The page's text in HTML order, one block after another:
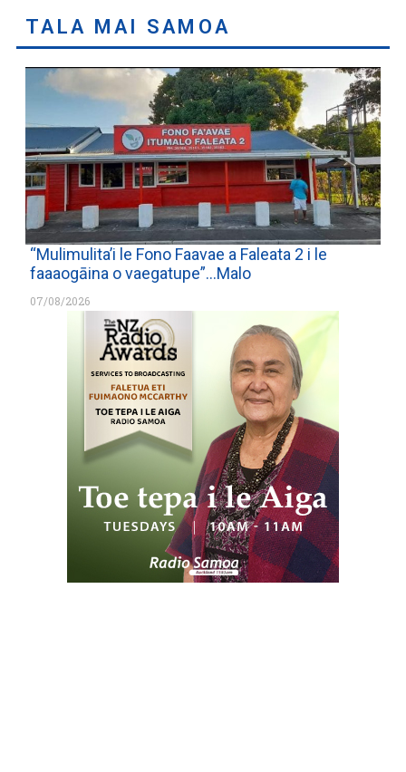
TALA MAI SAMOA
“Mulimulita’i le Fono Faavae a Faleata 2 i le
faaaogāina o vaegatupe”…Malo
07/08/2026